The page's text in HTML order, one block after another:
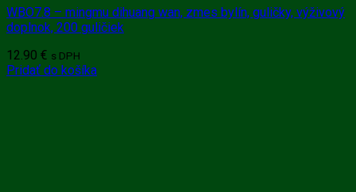
WBO7.8 – mingmu dihuang wan, zmes bylín, guličky, výživový
doplnok, 200 guličiek
12.90 € s DPH
Pridať do košíka